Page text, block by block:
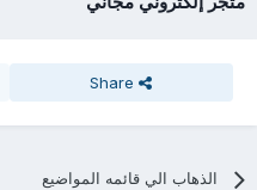
Share
الذهاب الي قائمه المواضيع